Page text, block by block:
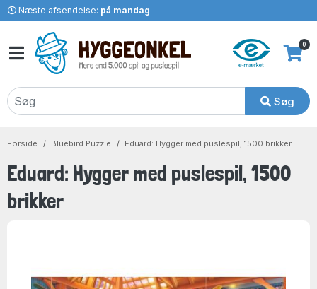
Næste afsendelse: på mandag
Søg
0
Forside Bluebird Puzzle Eduard: Hygger med puslespil, 1500 brikker
Eduard: Hygger med puslespil, 1500
brikker